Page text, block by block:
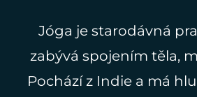
Jóga je starodávná
zabývá spojením těla,
Pochází z Indie a má